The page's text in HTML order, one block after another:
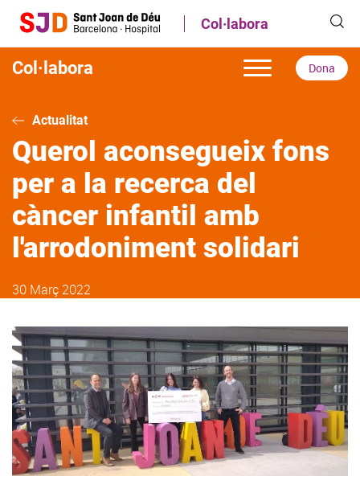
contingut
Col·labora
Col·labora Dona
Actualitat
Querol aconsegueix fons
per a la recerca del
càncer infantil amb
l'arrodoniment solidari
30 Març 2022